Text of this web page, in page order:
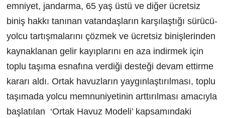
emniyet, jandarma, 65 yaş üstü ve diğer ücretsiz
biniş hakkı tanınan vatandaşların karşılaştığı sürücü-
yolcu tartışmalarını çözmek ve ücretsiz binişlerinden
kaynaklanan gelir kayıplarını en aza indirmek için
toplu taşıma esnafına verdiği desteği devam ettirme
kararı aldı. Ortak havuzların yaygınlaştırılması, toplu
taşımada yolcu memnuniyetinin arttırılması amacıyla
başlatılan ‘Ortak Havuz Modeli’ kapsamındaki